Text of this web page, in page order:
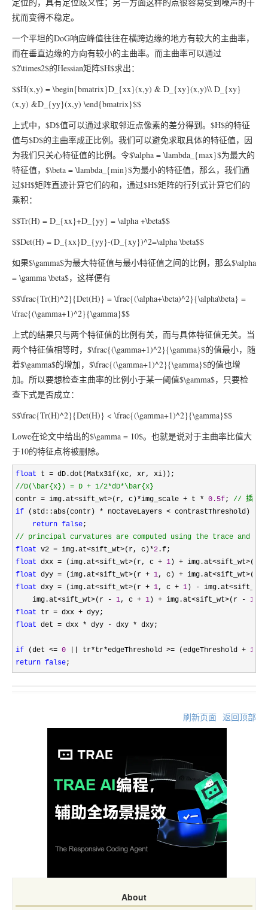
扰而变得不稳定。
一个平坦的DoG响应峰值往往在横跨边缘的地方有较大的主曲率，
而在垂直边缘的方向有较小的主曲率。而主曲率可以通过
$2\times2$的Hessian矩阵$H$求出：
$$H(x,y) = \begin{bmatrix}D_{xx}(x,y) & D_{xy}(x,y)\\ D_{xy}
(x,y) &D_{yy}(x,y) \end{bmatrix}$$
上式中，$D$值可以通过求取邻近点像素的差分得到。$H$的特征
值与$D$的主曲率成正比例。我们可以避免求取具体的特征值，因
为我们只关心特征值的比例。令$\alpha = \lambda_{max}$为最大的
特征值，$\beta = \lambda_{min}$为最小的特征值，那么，我们通
过$H$矩阵直迹计算它们的和，通过$H$矩阵的行列式计算它们的
乘积：
$$Tr(H) = D_{xx}+D_{yy} = \alpha +\beta$$
$$Det(H) = D_{xx}D_{yy}-(D_{xy})^2=\alpha \beta$$
如果$\gamma$为最大特征值与最小特征值之间的比例，那么$\alpha
= \gamma \beta$，这样便有
$$\frac{Tr(H)^2}{Det(H)} = \frac{(\alpha+\beta)^2}{\alpha\beta} =
\frac{(\gamma+1)^2}{\gamma}$$
上式的结果只与两个特征值的比例有关，而与具体特征值无关。当
两个特征值相等时，$\frac{(\gamma+1)^2}{\gamma}$的值最小，随
着$\gamma$的增加，$\frac{(\gamma+1)^2}{\gamma}$的值也增
加。所以要想检查主曲率的比例小于某一阈值$\gamma$，只要检
查下式是否成立：
$$\frac{Tr(H)^2}{Det(H)} < \frac{(\gamma+1)^2}{\gamma}$$
Lowe在论文中给出的$\gamma = 10$。也就是说对于主曲率比值大
于10的特征点将被删除。
float t =
//D(\bar{x}) = D + 1/2*dD*\bar{x}
contr = img.at<sift_wt>(r, c)*img_scale + t * 0.5f; // 插值
if (std::abs(contr) * nOctaveLayers < contrastThreshold)
return false
// principal curvatures are computed using the trace and
float v2 = img.at<sift_wt>(r, c)*2
float dxx = (img.at<sift_wt>(r, c + 1 ) +
float dyy = (img.at<sift_wt>(r + 1, c) + img.at<sift_wt>(r
float dxy = (img.at<sift_wt>(r + 1, c + 1 ) -
    img.at
<sift_wt>(r - 1, c + 1 ) + img.at<sift_wt>(r - 1
float tr = dxx +
float det = dxx * dyy - dxy * dxy;
if (det <= 0 || tr*tr*edgeThreshold >= (edgeThreshold + 1
return false;
刷新页面 返回顶部
About